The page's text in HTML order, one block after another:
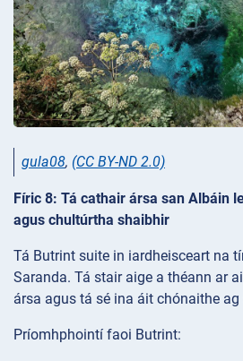
gula08, (CC BY-ND 2.0)
Fíric 8: Tá cathair ársa san Albáin
agus chultúrtha shaibhir
Tá Butrint suite in iardheisceart na
Saranda. Tá stair aige a théann ar
ársa agus tá sé ina áit chónaithe
Príomhphointí faoi Butrint: